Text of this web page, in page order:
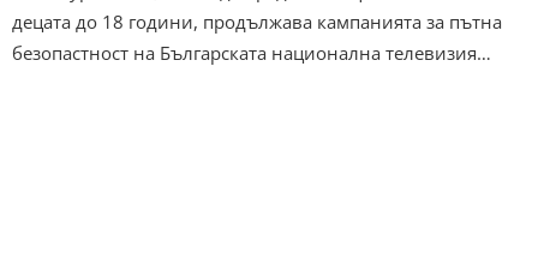
децата до 18 години, продължава кампанията за пътна
безопастност на Българската национална телевизия…